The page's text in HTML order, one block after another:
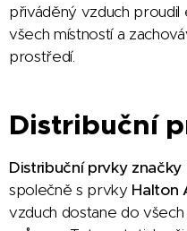
přiváděný vzduch
všech místností a
prostředí.
Distribuční
Distribuční prvky značky
společně s prvky Halton
vzduch dostane do